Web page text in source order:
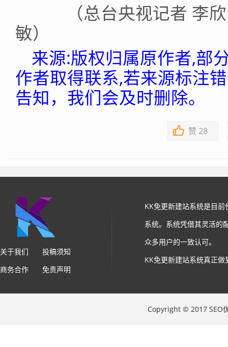
（总台央视记者 李欣
敏）
来源:版权归属原作者,部
作者取得联系,若来源标注
告知，我们会及时删除。
赞 28
关于我们
投稿须知
商务合作
免责声明
KK免更新建站系统是目
系统。系统凭借其灵活的
众多用户的一致认可。
KK免更新建站系统真正
Copyright © 2017 SEO